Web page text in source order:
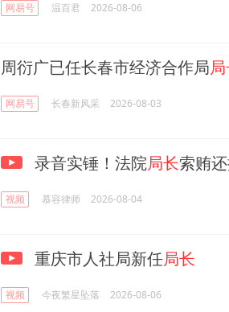
网易号 温百君 2026-08-06
周衍广已任长春市经济合作局
网易号 长春新风采 2026-08-03
录音实锤！法院局长索贿
视频 慕容律师 2026-08-04
重庆市人社局新任局长
视频 今夜繁星坠落 2026-08-06